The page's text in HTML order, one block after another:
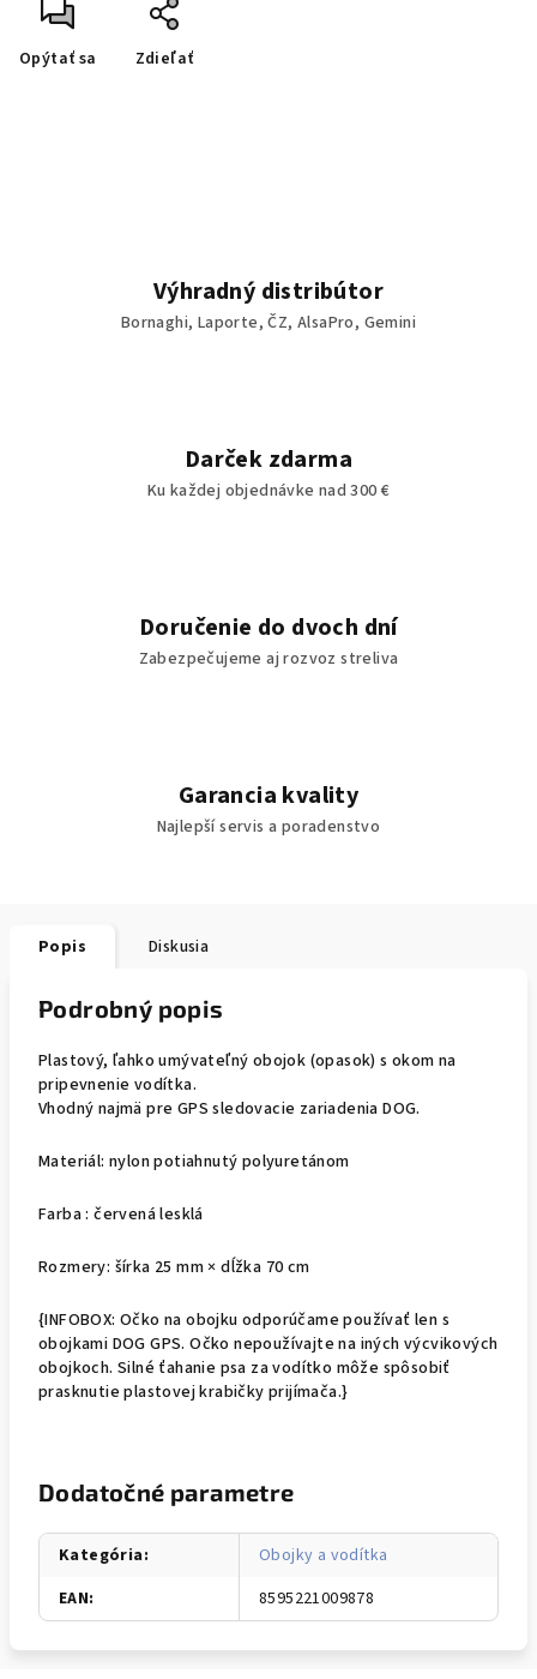
Opýtať sa Zdieľať
Výhradný distribútor
Bornaghi, Laporte, ČZ, AlsaPro, Gemini
Darček zdarma
Ku každej objednávke nad 300 €
Doručenie do dvoch dní
Zabezpečujeme aj rozvoz streliva
Garancia kvality
Najlepší servis a poradenstvo
Popis Diskusia
Podrobný popis
Plastový, ľahko umývateľný obojok (opasok) s okom na
pripevnenie vodítka.
Vhodný najmä pre GPS sledovacie zariadenia DOG.
Materiál: nylon potiahnutý polyuretánom
Farba : červená lesklá
Rozmery: šírka 25 mm × dĺžka 70 cm
{INFOBOX: Očko na obojku odporúčame používať len s
obojkami DOG GPS. Očko nepoužívajte na iných výcvikových
obojkoch. Silné ťahanie psa za vodítko môže spôsobiť
prasknutie plastovej krabičky prijímača.}
Dodatočné parametre
Kategória:
Obojky a vodítka
EAN: 8595221009878